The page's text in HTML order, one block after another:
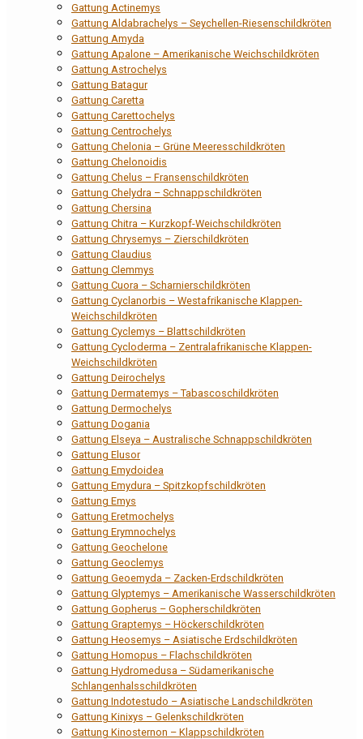
Gattung Actinemys
Gattung Aldabrachelys – Seychellen-Riesenschildkröten
Gattung Amyda
Gattung Apalone – Amerikanische Weichschildkröten
Gattung Astrochelys
Gattung Batagur
Gattung Caretta
Gattung Carettochelys
Gattung Centrochelys
Gattung Chelonia – Grüne Meeresschildkröten
Gattung Chelonoidis
Gattung Chelus – Fransenschildkröten
Gattung Chelydra – Schnappschildkröten
Gattung Chersina
Gattung Chitra – Kurzkopf-Weichschildkröten
Gattung Chrysemys – Zierschildkröten
Gattung Claudius
Gattung Clemmys
Gattung Cuora – Scharnierschildkröten
Gattung Cyclanorbis – Westafrikanische Klappen-
Weichschildkröten
Gattung Cyclemys – Blattschildkröten
Gattung Cycloderma – Zentralafrikanische Klappen-
Weichschildkröten
Gattung Deirochelys
Gattung Dermatemys – Tabascoschildkröten
Gattung Dermochelys
Gattung Dogania
Gattung Elseya – Australische Schnappschildkröten
Gattung Elusor
Gattung Emydoidea
Gattung Emydura – Spitzkopfschildkröten
Gattung Emys
Gattung Eretmochelys
Gattung Erymnochelys
Gattung Geochelone
Gattung Geoclemys
Gattung Geoemyda – Zacken-Erdschildkröten
Gattung Glyptemys – Amerikanische Wasserschildkröten
Gattung Gopherus – Gopherschildkröten
Gattung Graptemys – Höckerschildkröten
Gattung Heosemys – Asiatische Erdschildkröten
Gattung Homopus – Flachschildkröten
Gattung Hydromedusa – Südamerikanische
Schlangenhalsschildkröten
Gattung Indotestudo – Asiatische Landschildkröten
Gattung Kinixys – Gelenkschildkröten
Gattung Kinosternon – Klappschildkröten